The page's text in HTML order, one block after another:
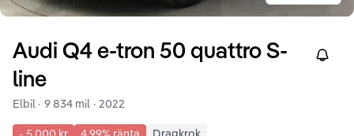
Audi Q4 e-tron 50 quattro S-
line
Right
Elbil · 9 834 mil · 2022